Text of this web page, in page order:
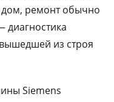
ремонт обычно
диагностика
из строя
Siemens